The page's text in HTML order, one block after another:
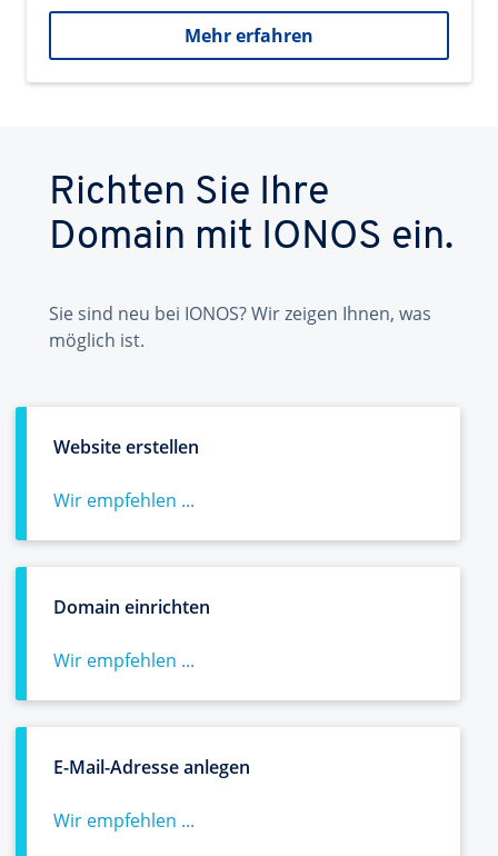
Mehr erfahren
Richten Sie Ihre
Domain mit IONOS ein.
Sie sind neu bei IONOS? Wir zeigen Ihnen, was
möglich ist.
Website erstellen
Wir empfehlen ...
Domain einrichten
Wir empfehlen ...
E-Mail-Adresse anlegen
Wir empfehlen ...